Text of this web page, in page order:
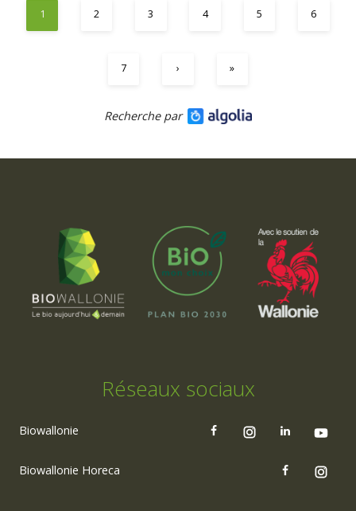
1 2 3 4 5 6
7 › »
Recherche par
Réseaux sociaux
Biowallonie
Biowallonie Horeca